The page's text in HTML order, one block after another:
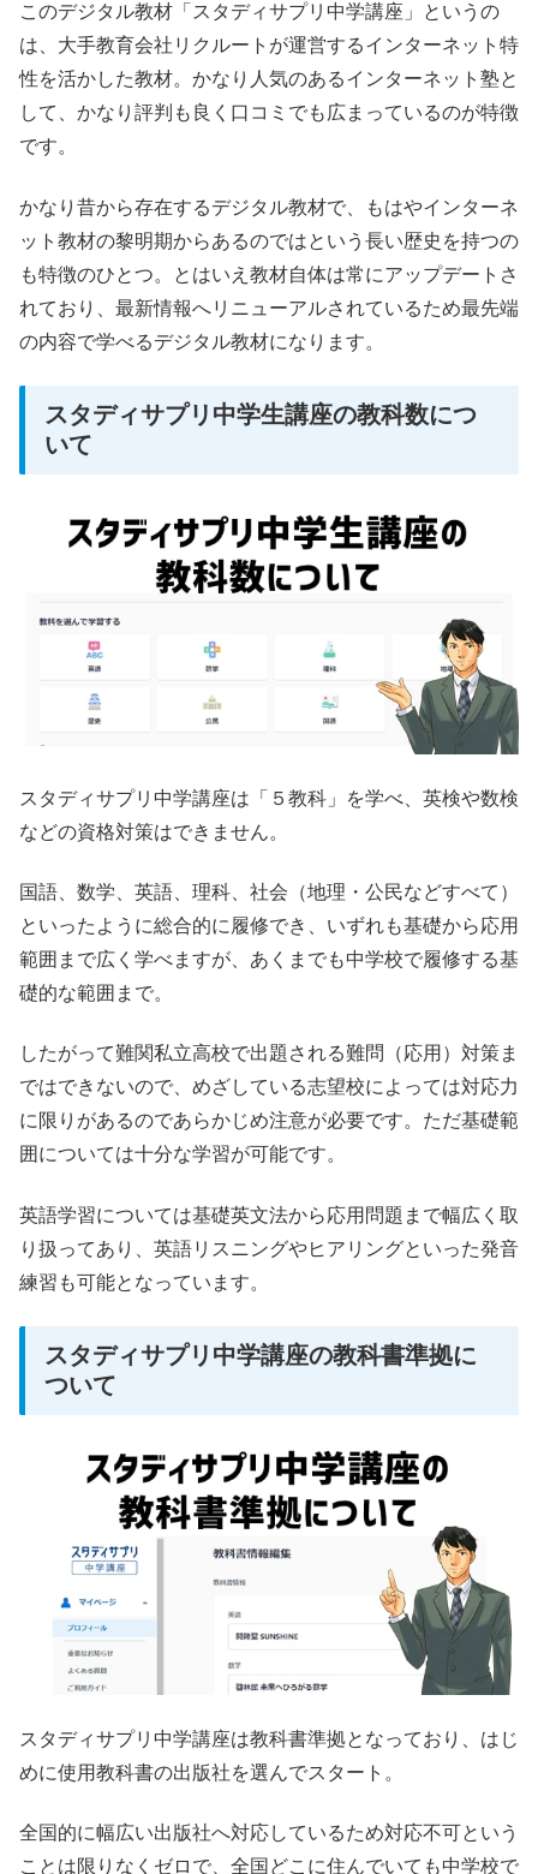
このデジタル教材「スタディサプリ中学講座」というの
は、大手教育会社リクルートが運営するインターネット特
性を活かした教材。かなり人気のあるインターネット塾と
して、かなり評判も良く口コミでも広まっているのが特徴
です。
かなり昔から存在するデジタル教材で、もはやインターネ
ット教材の黎明期からあるのではという長い歴史を持つの
も特徴のひとつ。とはいえ教材自体は常にアップデートさ
れており、最新情報へリニューアルされているため最先端
の内容で学べるデジタル教材になります。
スタディサプリ中学生講座の教科数につ
いて
スタディサプリ中学講座は「５教科」を学べ、英検や数検
などの資格対策はできません。
国語、数学、英語、理科、社会（地理・公民などすべて）
といったように総合的に履修でき、いずれも基礎から応用
範囲まで広く学べますが、あくまでも中学校で履修する基
礎的な範囲まで。
したがって難関私立高校で出題される難問（応用）対策ま
ではできないので、めざしている志望校によっては対応力
に限りがあるのであらかじめ注意が必要です。ただ基礎範
囲については十分な学習が可能です。
英語学習については基礎英文法から応用問題まで幅広く取
り扱ってあり、英語リスニングやヒアリングといった発音
練習も可能となっています。
スタディサプリ中学講座の教科書準拠に
ついて
スタディサプリ中学講座は教科書準拠となっており、はじ
めに使用教科書の出版社を選んでスタート。
全国的に幅広い出版社へ対応しているため対応不可という
ことは限りなくゼロで、全国どこに住んでいても中学校で